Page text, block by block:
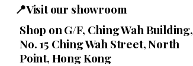
📍Visit our showroom
Shop on G/F, Ching Wah Building,
No. 15 Ching Wah Street, North
Point, Hong Kong